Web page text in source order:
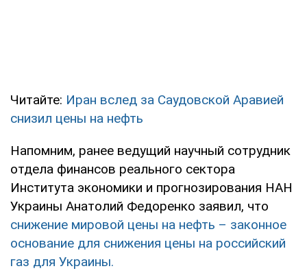
Читайте: Иран вслед за Саудовской Аравией
снизил цены на нефть
Напомним, ранее ведущий научный сотрудник
отдела финансов реального сектора
Института экономики и прогнозирования НАН
Украины Анатолий Федоренко заявил, что
снижение мировой цены на нефть – законное
основание для снижения цены на российский
газ для Украины.